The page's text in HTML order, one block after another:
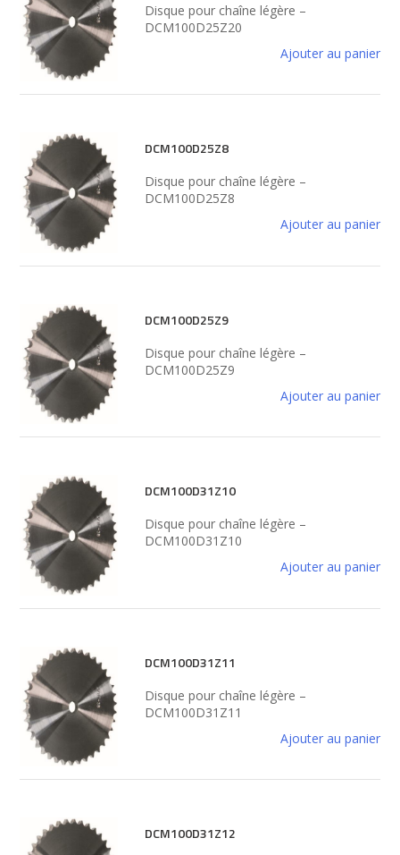
Disque pour chaîne légère –
DCM100D25Z20
Ajouter au panier
DCM100D25Z8
Disque pour chaîne légère –
DCM100D25Z8
Ajouter au panier
DCM100D25Z9
Disque pour chaîne légère –
DCM100D25Z9
Ajouter au panier
DCM100D31Z10
Disque pour chaîne légère –
DCM100D31Z10
Ajouter au panier
DCM100D31Z11
Disque pour chaîne légère –
DCM100D31Z11
Ajouter au panier
DCM100D31Z12